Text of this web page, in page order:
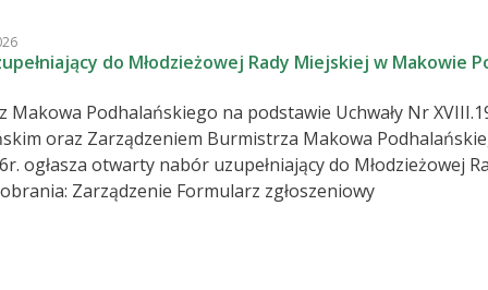
do Młodzieżowej Rady Miejskiej w Makowie
Makowa Podhalańskiego na podstawie Uchwały Nr
oraz Zarządzeniem Burmistrza Makowa
ogłasza otwarty nabór uzupełniający do Młodzieżowej
Pliki do pobrania: Zarządzenie Formularz zgłoszeniowy